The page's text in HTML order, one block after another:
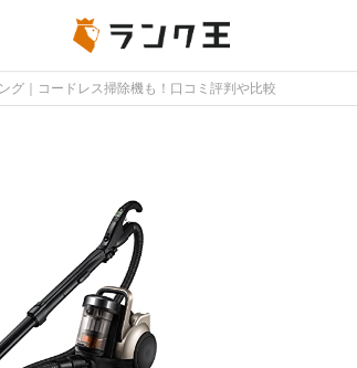
グ｜コードレス掃除機も！口コミ評判や比較